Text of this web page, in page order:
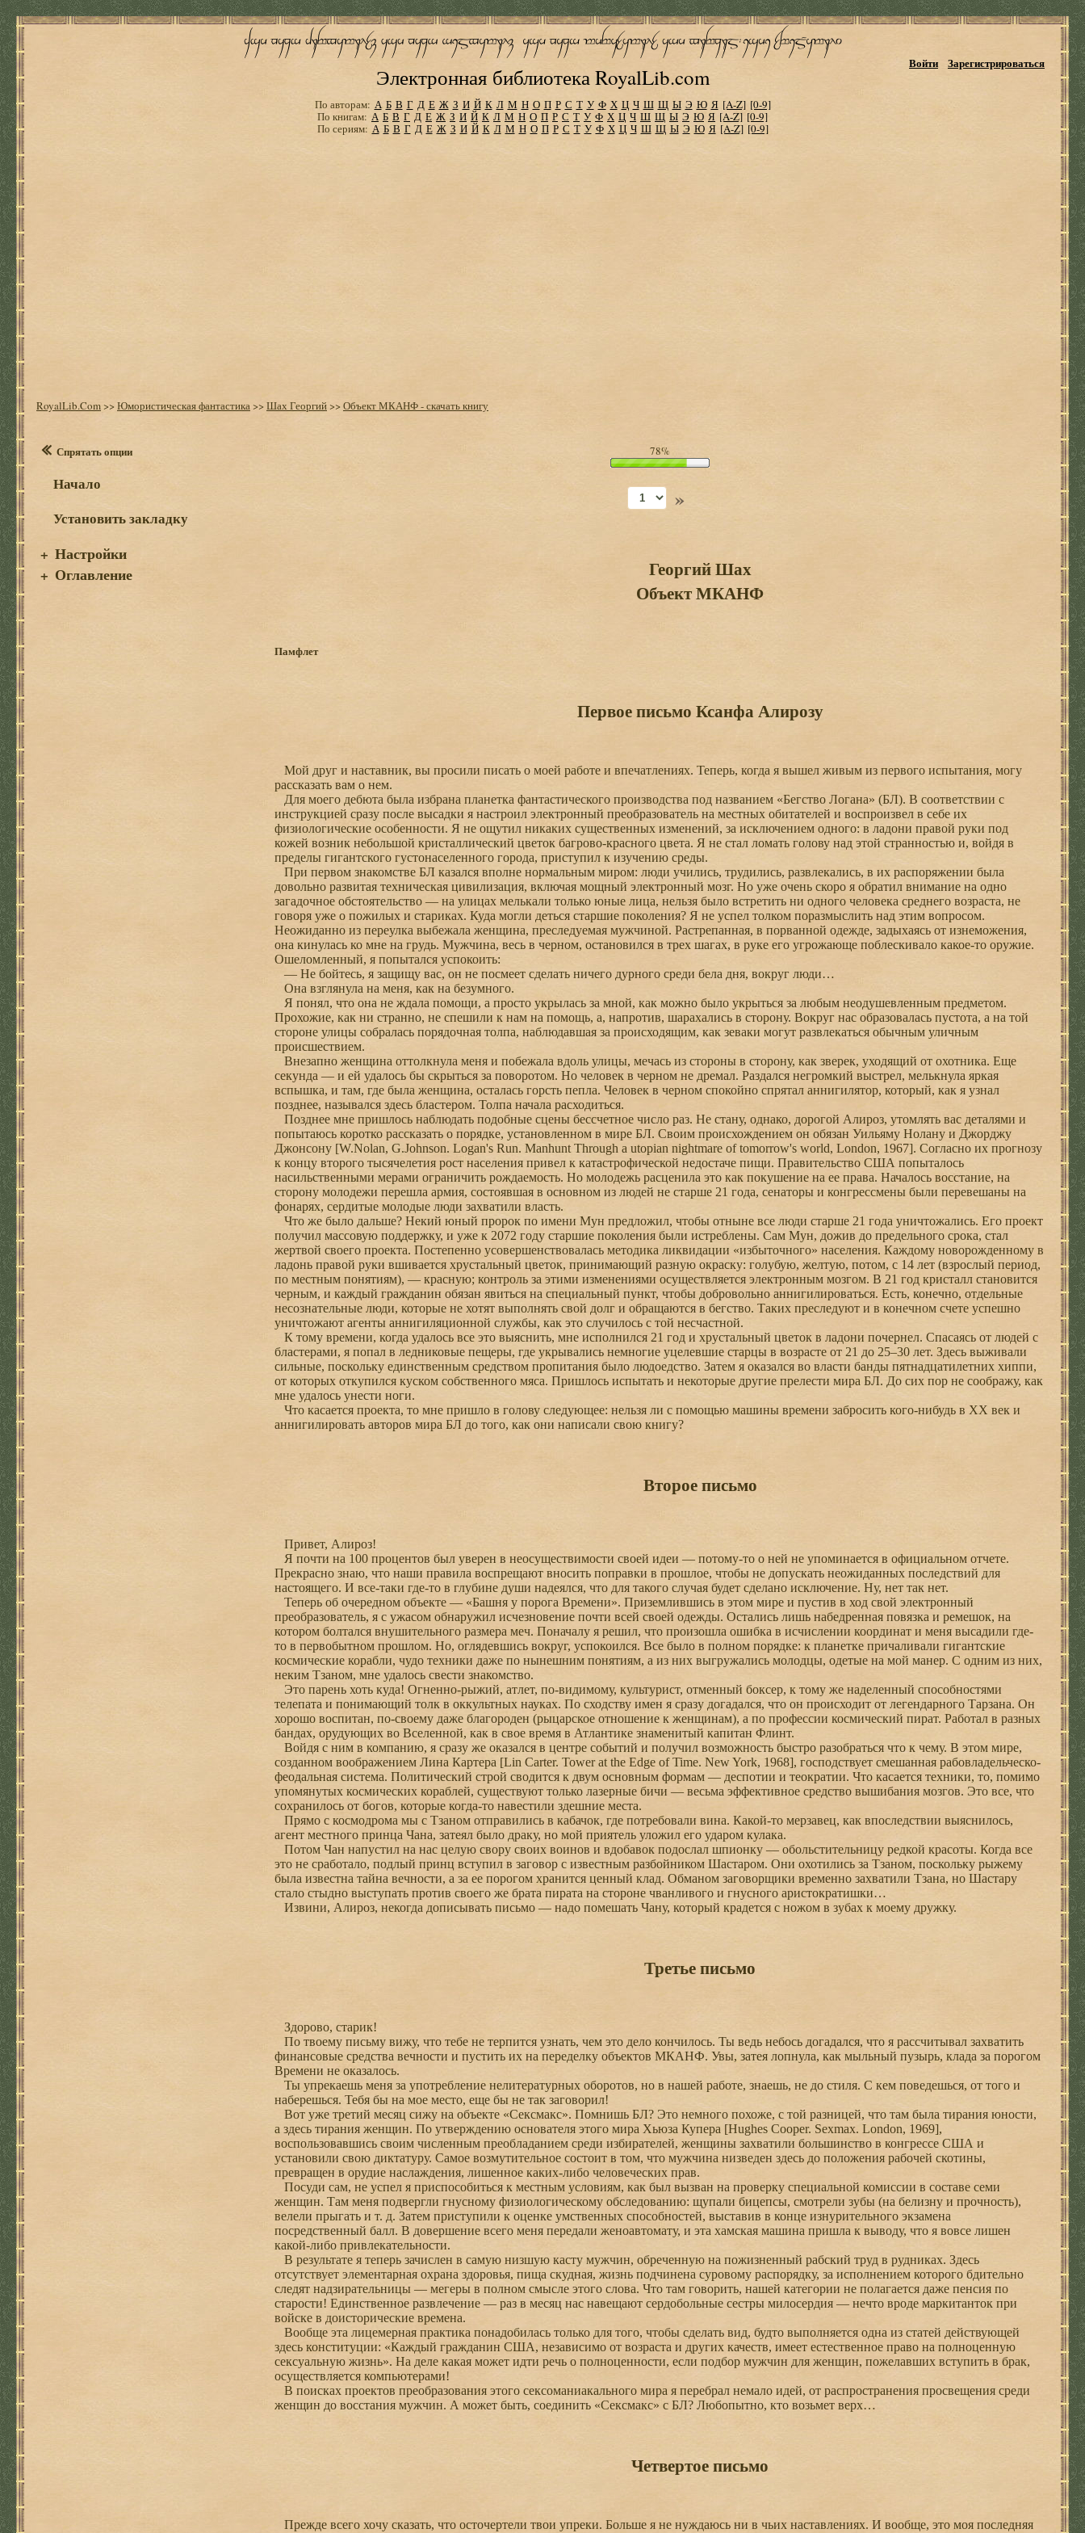
Электронная библиотека RoyalLib.com
Войти Зарегистрироваться
По авторам: А Б В Г Д Е Ж З И Й К Л М Н О П Р С Т У Ф Х Ц Ч Ш Щ Ы Э Ю Я [A-Z] [0-9]
По книгам: А Б В Г Д Е Ж З И Й К Л М Н О П Р С Т У Ф Х Ц Ч Ш Щ Ы Э Ю Я [A-Z] [0-9]
По сериям: А Б В Г Д Е Ж З И Й К Л М Н О П Р С Т У Ф Х Ц Ч Ш Щ Ы Э Ю Я [A-Z] [0-9]
RoyalLib.Com>>Юмористическая фантастика>> Шах Георгий>>Объект МКАНФ - скачать книгу
Спрятать опции
Начало
Установить закладку
+ Настройки
+ Оглавление
78%
»
Георгий Шах
Объект МКАНФ
Памфлет
Первое письмо Ксанфа Алирозу
Мой друг и наставник, вы просили писать о моей работе и впечатлениях. Теперь, когда я вышел живым из первого испытания, могу
рассказать вам о нем.
Для моего дебюта была избрана планетка фантастического производства под названием «Бегство Логана» (БЛ). В соответствии с
инструкцией сразу после высадки я настроил электронный преобразователь на местных обитателей и воспроизвел в себе их
физиологические особенности. Я не ощутил никаких существенных изменений, за исключением одного: в ладони правой руки под
кожей возник небольшой кристаллический цветок багрово-красного цвета. Я не стал ломать голову над этой странностью и, войдя в
пределы гигантского густонаселенного города, приступил к изучению среды.
При первом знакомстве БЛ казался вполне нормальным миром: люди учились, трудились, развлекались, в их распоряжении была
довольно развитая техническая цивилизация, включая мощный электронный мозг. Но уже очень скоро я обратил внимание на одно
загадочное обстоятельство — на улицах мелькали только юные лица, нельзя было встретить ни одного человека среднего возраста, не
говоря уже о пожилых и стариках. Куда могли деться старшие поколения? Я не успел толком поразмыслить над этим вопросом.
Неожиданно из переулка выбежала женщина, преследуемая мужчиной. Растрепанная, в порванной одежде, задыхаясь от изнеможения,
она кинулась ко мне на грудь. Мужчина, весь в черном, остановился в трех шагах, в руке его угрожающе поблескивало какое-то оружие.
Ошеломленный, я попытался успокоить:
— Не бойтесь, я защищу вас, он не посмеет сделать ничего дурного среди бела дня, вокруг люди…
Она взглянула на меня, как на безумного.
Я понял, что она не ждала помощи, а просто укрылась за мной, как можно было укрыться за любым неодушевленным предметом.
Прохожие, как ни странно, не спешили к нам на помощь, а, напротив, шарахались в сторону. Вокруг нас образовалась пустота, а на той
стороне улицы собралась порядочная толпа, наблюдавшая за происходящим, как зеваки могут развлекаться обычным уличным
происшествием.
Внезапно женщина оттолкнула меня и побежала вдоль улицы, мечась из стороны в сторону, как зверек, уходящий от охотника. Еще
секунда — и ей удалось бы скрыться за поворотом. Но человек в черном не дремал. Раздался негромкий выстрел, мелькнула яркая
вспышка, и там, где была женщина, осталась горсть пепла. Человек в черном спокойно спрятал аннигилятор, который, как я узнал
позднее, назывался здесь бластером. Толпа начала расходиться.
Позднее мне пришлось наблюдать подобные сцены бессчетное число раз. Не стану, однако, дорогой Алироз, утомлять вас деталями и
попытаюсь коротко рассказать о порядке, установленном в мире БЛ. Своим происхождением он обязан Уильяму Нолану и Джорджу
Джонсону [W.Nolan, G.Johnson. Logan's Run. Manhunt Through a utopian nightmare of tomorrow's world, London, 1967]. Согласно их прогнозу
к концу второго тысячелетия рост населения привел к катастрофической недостаче пищи. Правительство США попыталось
насильственными мерами ограничить рождаемость. Но молодежь расценила это как покушение на ее права. Началось восстание, на
сторону молодежи перешла армия, состоявшая в основном из людей не старше 21 года, сенаторы и конгрессмены были перевешаны на
фонарях, сердитые молодые люди захватили власть.
Что же было дальше? Некий юный пророк по имени Мун предложил, чтобы отныне все люди старше 21 года уничтожались. Его проект
получил массовую поддержку, и уже к 2072 году старшие поколения были истреблены. Сам Мун, дожив до предельного срока, стал
жертвой своего проекта. Постепенно усовершенствовалась методика ликвидации «избыточного» населения. Каждому новорожденному в
ладонь правой руки вшивается хрустальный цветок, принимающий разную окраску: голубую, желтую, потом, с 14 лет (взрослый период,
по местным понятиям), — красную; контроль за этими изменениями осуществляется электронным мозгом. В 21 год кристалл становится
черным, и каждый гражданин обязан явиться на специальный пункт, чтобы добровольно аннигилироваться. Есть, конечно, отдельные
несознательные люди, которые не хотят выполнять свой долг и обращаются в бегство. Таких преследуют и в конечном счете успешно
уничтожают агенты аннигиляционной службы, как это случилось с той несчастной.
К тому времени, когда удалось все это выяснить, мне исполнился 21 год и хрустальный цветок в ладони почернел. Спасаясь от людей с
бластерами, я попал в ледниковые пещеры, где укрывались немногие уцелевшие старцы в возрасте от 21 до 25–30 лет. Здесь выживали
сильные, поскольку единственным средством пропитания было людоедство. Затем я оказался во власти банды пятнадцатилетних хиппи,
от которых откупился куском собственного мяса. Пришлось испытать и некоторые другие прелести мира БЛ. До сих пор не соображу, как
мне удалось унести ноги.
Что касается проекта, то мне пришло в голову следующее: нельзя ли с помощью машины времени забросить кого-нибудь в XX век и
аннигилировать авторов мира БЛ до того, как они написали свою книгу?
Второе письмо
Привет, Алироз!
Я почти на 100 процентов был уверен в неосуществимости своей идеи — потому-то о ней не упоминается в официальном отчете.
Прекрасно знаю, что наши правила воспрещают вносить поправки в прошлое, чтобы не допускать неожиданных последствий для
настоящего. И все-таки где-то в глубине души надеялся, что для такого случая будет сделано исключение. Ну, нет так нет.
Теперь об очередном объекте — «Башня у порога Времени». Приземлившись в этом мире и пустив в ход свой электронный
преобразователь, я с ужасом обнаружил исчезновение почти всей своей одежды. Остались лишь набедренная повязка и ремешок, на
котором болтался внушительного размера меч. Поначалу я решил, что произошла ошибка в исчислении координат и меня высадили где-
то в первобытном прошлом. Но, оглядевшись вокруг, успокоился. Все было в полном порядке: к планетке причаливали гигантские
космические корабли, чудо техники даже по нынешним понятиям, а из них выгружались молодцы, одетые на мой манер. С одним из них,
неким Тзаном, мне удалось свести знакомство.
Это парень хоть куда! Огненно-рыжий, атлет, по-видимому, культурист, отменный боксер, к тому же наделенный способностями
телепата и понимающий толк в оккультных науках. По сходству имен я сразу догадался, что он происходит от легендарного Тарзана. Он
хорошо воспитан, по-своему даже благороден (рыцарское отношение к женщинам), а по профессии космический пират. Работал в разных
бандах, орудующих во Вселенной, как в свое время в Атлантике знаменитый капитан Флинт.
Войдя с ним в компанию, я сразу же оказался в центре событий и получил возможность быстро разобраться что к чему. В этом мире,
созданном воображением Лина Картера [Lin Carter. Tower at the Edge of Time. New York, 1968], господствует смешанная рабовладельческо-
феодальная система. Политический строй сводится к двум основным формам — деспотии и теократии. Что касается техники, то, помимо
упомянутых космических кораблей, существуют только лазерные бичи — весьма эффективное средство вышибания мозгов. Это все, что
сохранилось от богов, которые когда-то навестили здешние места.
Прямо с космодрома мы с Тзаном отправились в кабачок, где потребовали вина. Какой-то мерзавец, как впоследствии выяснилось,
агент местного принца Чана, затеял было драку, но мой приятель уложил его ударом кулака.
Потом Чан напустил на нас целую свору своих воинов и вдобавок подослал шпионку — обольстительницу редкой красоты. Когда все
это не сработало, подлый принц вступил в заговор с известным разбойником Шастаром. Они охотились за Тзаном, поскольку рыжему
была известна тайна вечности, а за ее порогом хранится ценный клад. Обманом заговорщики временно захватили Тзана, но Шастару
стало стыдно выступать против своего же брата пирата на стороне чванливого и гнусного аристократишки…
Извини, Алироз, некогда дописывать письмо — надо помешать Чану, который крадется с ножом в зубах к моему дружку.
Третье письмо
Здорово, старик!
По твоему письму вижу, что тебе не терпится узнать, чем это дело кончилось. Ты ведь небось догадался, что я рассчитывал захватить
финансовые средства вечности и пустить их на переделку объектов МКАНФ. Увы, затея лопнула, как мыльный пузырь, клада за порогом
Времени не оказалось.
Ты упрекаешь меня за употребление нелитературных оборотов, но в нашей работе, знаешь, не до стиля. С кем поведешься, от того и
наберешься. Тебя бы на мое место, еще бы не так заговорил!
Вот уже третий месяц сижу на объекте «Сексмакс». Помнишь БЛ? Это немного похоже, с той разницей, что там была тирания юности,
а здесь тирания женщин. По утверждению основателя этого мира Хьюза Купера [Hughes Cooper. Sexmax. London, 1969],
воспользовавшись своим численным преобладанием среди избирателей, женщины захватили большинство в конгрессе США и
установили свою диктатуру. Самое возмутительное состоит в том, что мужчина низведен здесь до положения рабочей скотины,
превращен в орудие наслаждения, лишенное каких-либо человеческих прав.
Посуди сам, не успел я приспособиться к местным условиям, как был вызван на проверку специальной комиссии в составе семи
женщин. Там меня подвергли гнусному физиологическому обследованию: щупали бицепсы, смотрели зубы (на белизну и прочность),
велели прыгать и т. д. Затем приступили к оценке умственных способностей, выставив в конце изнурительного экзамена
посредственный балл. В довершение всего меня передали женоавтомату, и эта хамская машина пришла к выводу, что я вовсе лишен
какой-либо привлекательности.
В результате я теперь зачислен в самую низшую касту мужчин, обреченную на пожизненный рабский труд в рудниках. Здесь
отсутствует элементарная охрана здоровья, пища скудная, жизнь подчинена суровому распорядку, за исполнением которого бдительно
следят надзирательницы — мегеры в полном смысле этого слова. Что там говорить, нашей категории не полагается даже пенсия по
старости! Единственное развлечение — раз в месяц нас навещают сердобольные сестры милосердия — нечто вроде маркитанток при
войске в доисторические времена.
Вообще эта лицемерная практика понадобилась только для того, чтобы сделать вид, будто выполняется одна из статей действующей
здесь конституции: «Каждый гражданин США, независимо от возраста и других качеств, имеет естественное право на полноценную
сексуальную жизнь». На деле какая может идти речь о полноценности, если подбор мужчин для женщин, пожелавших вступить в брак,
осуществляется компьютерами!
В поисках проектов преобразования этого сексоманиакального мира я перебрал немало идей, от распространения просвещения среди
женщин до восстания мужчин. А может быть, соединить «Сексмакс» с БЛ? Любопытно, кто возьмет верх…
Четвертое письмо
Прежде всего хочу сказать, что осточертели твои упреки. Больше я не нуждаюсь ни в чьих наставлениях. И вообще, это моя последняя